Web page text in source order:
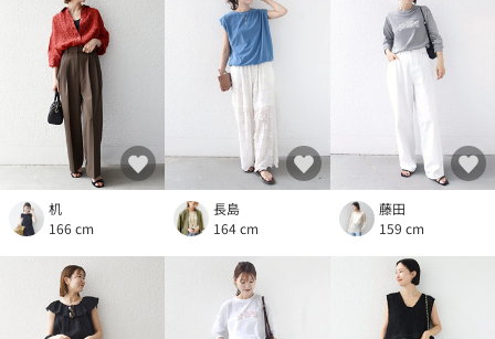
机
166 cm
長島
164 cm
藤田
159 cm